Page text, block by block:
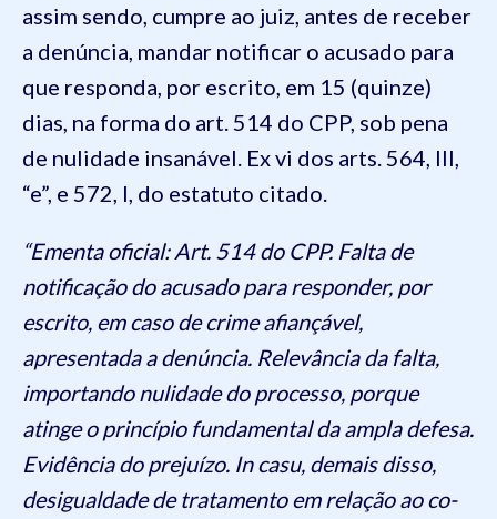
assim sendo, cumpre ao juiz, antes de receber
a denúncia, mandar notificar o acusado para
que responda, por escrito, em 15 (quinze)
dias, na forma do art. 514 do CPP, sob pena
de nulidade insanável. Ex vi dos arts. 564, III,
“e”, e 572, I, do estatuto citado.
“Ementa oficial: Art. 514 do CPP. Falta de
notificação do acusado para responder, por
escrito, em caso de crime afiançável,
apresentada a denúncia. Relevância da falta,
importando nulidade do processo, porque
atinge o princípio fundamental da ampla defesa.
Evidência do prejuízo. In casu, demais disso,
desigualdade de tratamento em relação ao co-